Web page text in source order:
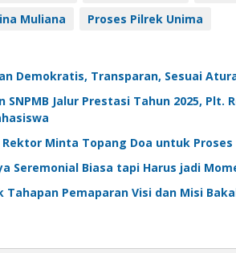
Muliana
Proses Pilrek Unima
Demokratis, Transparan, Sesuai
SNPMB Jalur Prestasi Tahun 2025,
Minta Topang Doa untuk
Seremonial Biasa tapi Harus jadi
Tahapan Pemaparan Visi dan Misi